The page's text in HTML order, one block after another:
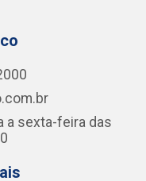
a sexta-feira das